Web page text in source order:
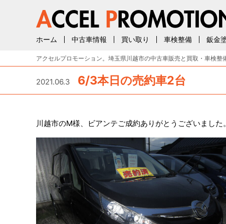
ホーム 中古車情報 買い取り 車検整備 鈑金
アクセルプロモーション。埼玉県川越市の中古車販売と買取・車検整
2021.06.3 6/3本日の売約車2台
川越市のM様、ビアンテご成約ありがとうございました。